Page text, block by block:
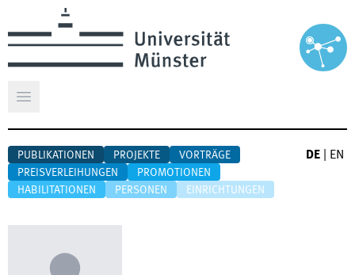
Hauptmenü öffnen
PUBLIKATIONEN PROJEKTE
VORTRÄGE
PREISVERLEIHUNGEN
PROMOTIONEN
HABILITATIONEN
PERSONEN EINRICHTUNGEN
DE EN